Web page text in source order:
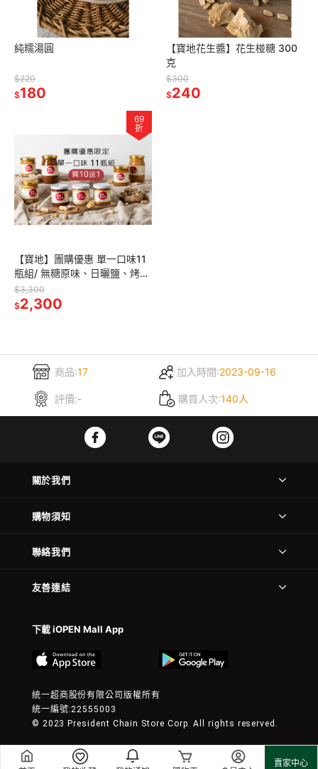
賣家中心
純糯湯圓
$220
$180
【寶地花生醬】花生椪糖 300
克
$300
$240
69
折
【寶地】團購優惠 單一口味11
瓶組/ 無糖原味、日曬鹽、烤
糖、紅油、大蒜、蜂蜜、巧克
力、無糖可可、無糖香草、甜
香草、奶酥
$3,300
$2,300
商品:17 加入時間:2023-09-16
評價:- 購買人次:140人
關於我們
購物須知
聯絡我們
友善連結
下載 iOPEN Mall App
統一超商股份有限公司版權所有
統一編號:22555003
© 2023 President Chain Store Corp. All rights reserved.